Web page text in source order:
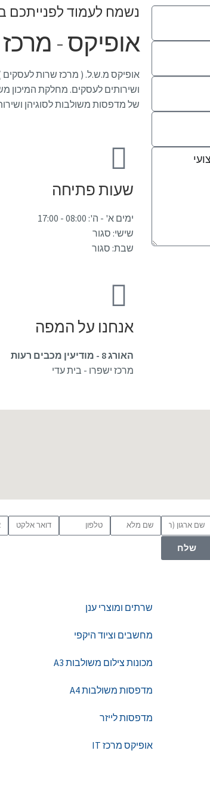
נשמח לעמוד לפנייתכם
אופיקס -
אופיקס מ.ש.ל. ( מרכז שרות
ושירותים לעסקים. מחלקת
של מדפסות משולבות לסוגיהן
שעות פתיחה
ימים א' - ה': 08:00 - 17:00
שישי: סגור
שבת: סגור
אנחנו על המפה
האורג 8 - מודיעין מכבים רעות
מרכז ישפרו - בית עדי
שלח
שרתים ומוצרי ענן
מחשבים וציוד היקפי
מכונות צילום משולבות A3
מדפסות משולבות A4
מדפסות לייזר
אופיקס מרכז IT